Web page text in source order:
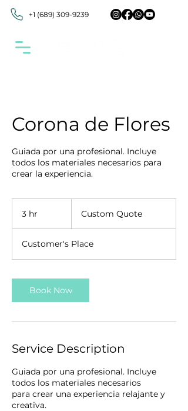
+1 (689) 309-9239
Corona de Flores
Guiada por una profesional. Incluye
todos los materiales necesarios para
crear la experiencia.
3 hr Custom Quote
Customer's Place
Book Now
Service Description
Guiada por una profesional. Incluye
todos los materiales necesarios
para crear una experiencia relajante y
creativa.